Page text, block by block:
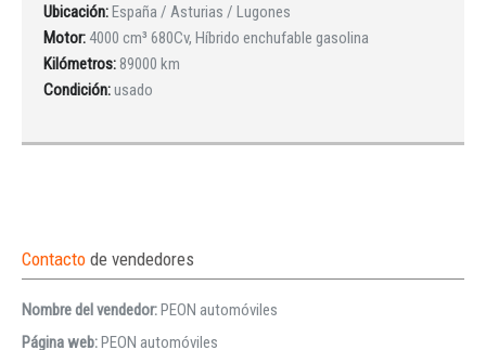
Ubicación:España / Asturias / Lugones
Motor:4000 cm³ 680Cv, Híbrido enchufable gasolina
Kilómetros: 89000 km
Condición:usado
Contacto de vendedores
Nombre del vendedor:PEON automóviles
Página web:PEON automóviles